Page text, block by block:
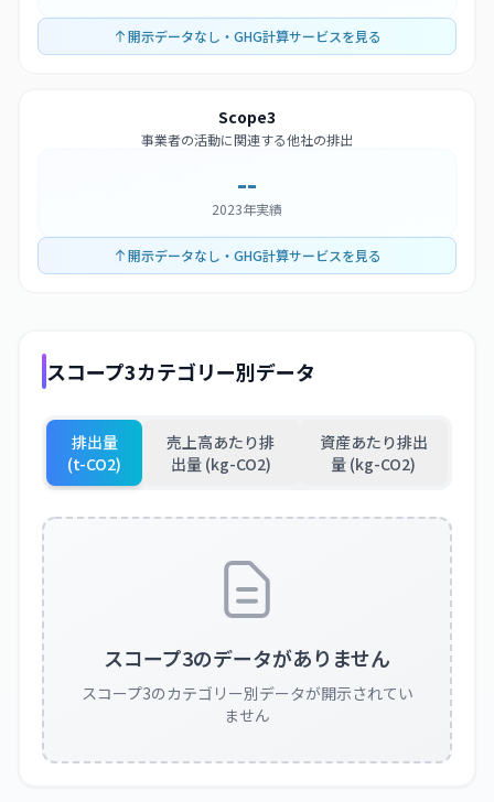
開示データなし・GHG計算サービスを見る
Scope3
事業者の活動に関連する他社の排出
--
2023年実績
開示データなし・GHG計算サービスを見る
スコープ3カテゴリー別データ
排出量
(t-CO2)
売上高あたり排
出量 (kg-CO2)
資産あたり排出
量 (kg-CO2)
スコープ3のデータがありません
スコープ3のカテゴリー別データが開示されてい
ません